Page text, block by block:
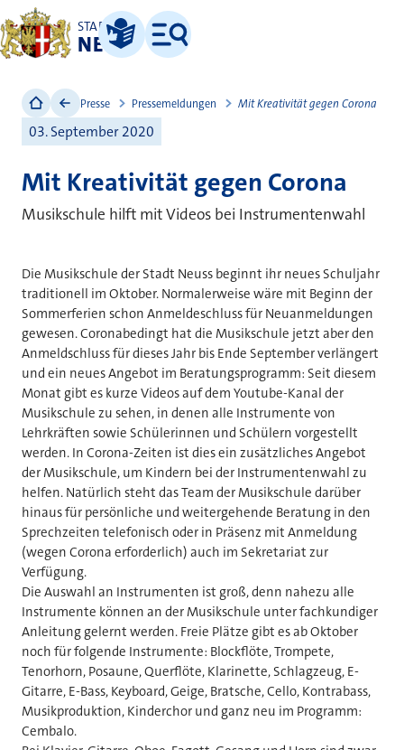
STADT
NEUSS
Leichte Sprache
Menü
Presse Pressemeldungen Mit Kreativität gegen Corona
03. September 2020
Mit Kreativität gegen Corona
Musikschule hilft mit Videos bei Instrumentenwahl
Die Musikschule der Stadt Neuss beginnt ihr neues Schuljahr
traditionell im Oktober. Normalerweise wäre mit Beginn der
Sommerferien schon Anmeldeschluss für Neuanmeldungen
gewesen. Coronabedingt hat die Musikschule jetzt aber den
Anmeldschluss für dieses Jahr bis Ende September verlängert
und ein neues Angebot im Beratungsprogramm: Seit diesem
Monat gibt es kurze Videos auf dem Youtube-Kanal der
Musikschule zu sehen, in denen alle Instrumente von
Lehrkräften sowie Schülerinnen und Schülern vorgestellt
werden. In Corona-Zeiten ist dies ein zusätzliches Angebot
der Musikschule, um Kindern bei der Instrumentenwahl zu
helfen. Natürlich steht das Team der Musikschule darüber
hinaus für persönliche und weitergehende Beratung in den
Sprechzeiten telefonisch oder in Präsenz mit Anmeldung
(wegen Corona erforderlich) auch im Sekretariat zur
Verfügung.
Die Auswahl an Instrumenten ist groß, denn nahezu alle
Instrumente können an der Musikschule unter fachkundiger
Anleitung gelernt werden. Freie Plätze gibt es ab Oktober
noch für folgende Instrumente: Blockflöte, Trompete,
Tenorhorn, Posaune, Querflöte, Klarinette, Schlagzeug, E-
Gitarre, E-Bass, Keyboard, Geige, Bratsche, Cello, Kontrabass,
Musikproduktion, Kinderchor und ganz neu im Programm:
Cembalo.